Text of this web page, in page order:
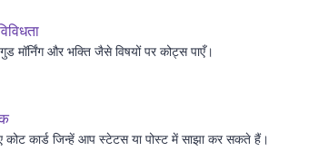
मॉर्निंग और भक्ति जैसे विषयों पर कोट्स पाएँ।
कोट कार्ड जिन्हें आप स्टेटस या पोस्ट में साझा कर सकते हैं।